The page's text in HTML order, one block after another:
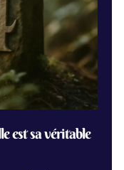
est sa véritable